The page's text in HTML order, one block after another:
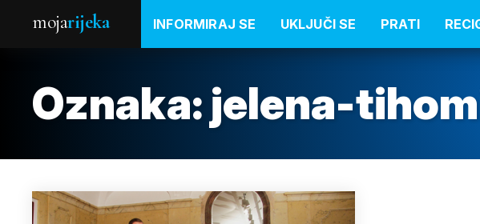
mojarijeka INFORMIRAJ SE UKLJUČI SE PRATI
Oznaka: jelena-